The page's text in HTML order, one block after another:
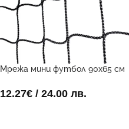
Мрежа мини футбол 90х65 см
12.27€ / 24.00 лв.